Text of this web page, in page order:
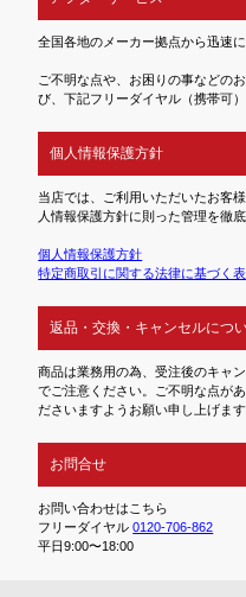
全国各地のメーカー拠点から迅速
ご不明な点や、お困りの事などの
び、下記フリーダイヤル（携帯可
個人情報保護方針
当店では、ご利用いただいたお客
人情報保護方針に則った管理を徹底
個人情報保護方針
特定商取引に関する法律に基づく
返品・交換・キャンセルにつ
商品は業務用の為、受注後のキャ
でご注意ください。ご不明な点が
ださいますようお願い申し上げます
お問合せ
お問い合わせはこちら
フリーダイヤル0120-706-862
平日9:00〜18:00